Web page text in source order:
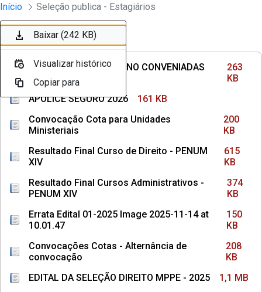
Pular para o Conteúdo principal
Divisão Minima - Escola Superior
Início Seleção publica - Estagiários
Ordenar Filtro
INSTITUIÇÕES DE ENSINO CONVENIADAS
COM MPPE
263
KB
APÓLICE SEGURO 2026
161 KB
Convocação Cota para Unidades
Ministeriais
200
KB
Resultado Final Curso de Direito - PENUM
XIV
615
KB
Resultado Final Cursos Administrativos -
PENUM XIV
374
KB
Errata Edital 01-2025 Image 2025-11-14 at
10.01.47
150
KB
Convocações Cotas - Alternância de
convocação
208
KB
EDITAL DA SELEÇÃO DIREITO MPPE - 2025
1,1 MB
Baixar (263 KB)
Visualizar histórico
Copiar para
Baixar (161 KB)
Visualizar histórico
Copiar para
Baixar (200 KB)
Visualizar histórico
Copiar para
Baixar (615 KB)
Visualizar histórico
Copiar para
Baixar (374 KB)
Visualizar histórico
Copiar para
Baixar (150 KB)
Visualizar histórico
Copiar para
Baixar (208 KB)
Visualizar histórico
Copiar para
Baixar (1,1 MB)
Visualizar histórico
Copiar para
Baixar (1,1 MB)
Visualizar histórico
Copiar para
Baixar (242 KB)
Visualizar histórico
Copiar para